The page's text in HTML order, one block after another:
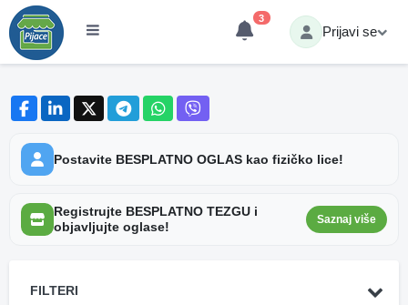
3
Prijavi se
Postavite BESPLATNO OGLAS kao fizičko lice!
Registrujte BESPLATNO TEZGU i
objavljujte oglase!
Saznaj više
FILTERI